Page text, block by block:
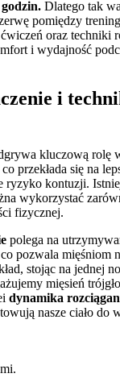
Dlatego tak
pomiędzy
oraz techniki
i wydajność
i
kluczową rolę
co przekłada się na
ryzyko kontuzji.
wykorzystać
fizycznej.
polega na
pozwala mięśniom
stojąc na jednej
mięsień
dynamika
nasze ciało do